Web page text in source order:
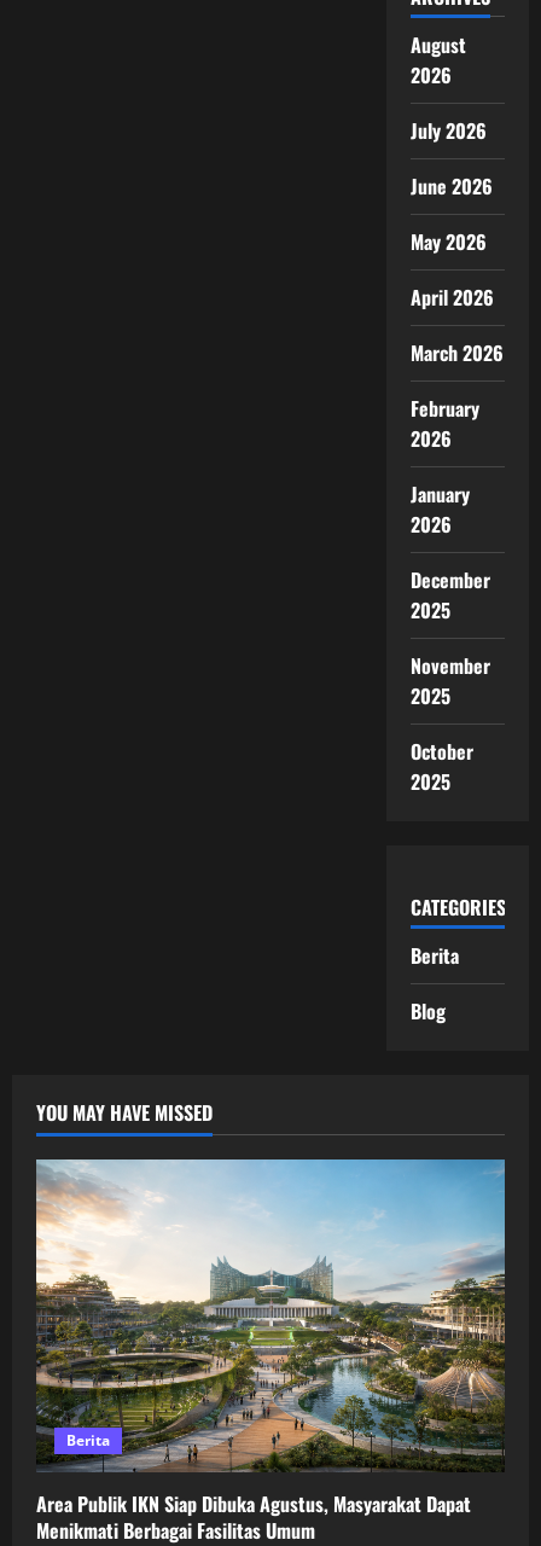
August
2026
July 2026
June 2026
May 2026
April 2026
March 2026
February
2026
January
2026
December
2025
November
2025
October
2025
CATEGORIES
Berita
Blog
YOU MAY HAVE MISSED
Berita
Area Publik IKN Siap Dibuka Agustus, Masyarakat Dapat
Menikmati Berbagai Fasilitas Umum